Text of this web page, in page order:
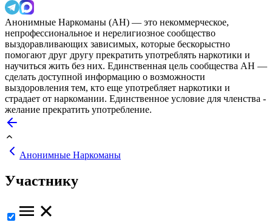
Анонимные Наркоманы (АН) — это некоммерческое,
непрофессиональное и нерелигиозное сообщество
выздоравливающих зависимых, которые бескорыстно
помогают друг другу прекратить употреблять наркотики и
научиться жить без них. Единственная цель сообщества АН —
сделать доступной информацию о возможности
выздоровления тем, кто еще употребляет наркотики и
страдает от наркомании. Единственное условие для членства -
желание прекратить употребление.
Анонимные Наркоманы
Участнику